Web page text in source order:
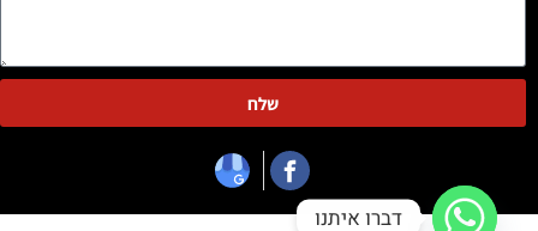
שלח
דברו איתנו